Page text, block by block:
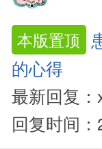
本版置顶
的心得
最新回复
回复时间